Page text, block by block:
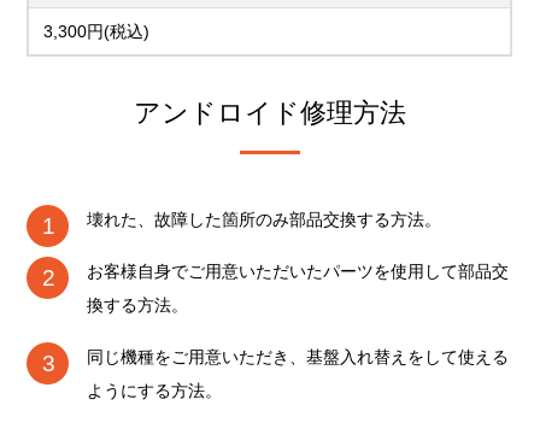
3,300円(税込)
アンドロイド修理方法
壊れた、故障した箇所のみ部品交換する方法。
お客様自身でご用意いただいたパーツを使用して部品交
換する方法。
同じ機種をご用意いただき、基盤入れ替えをして使える
ようにする方法。